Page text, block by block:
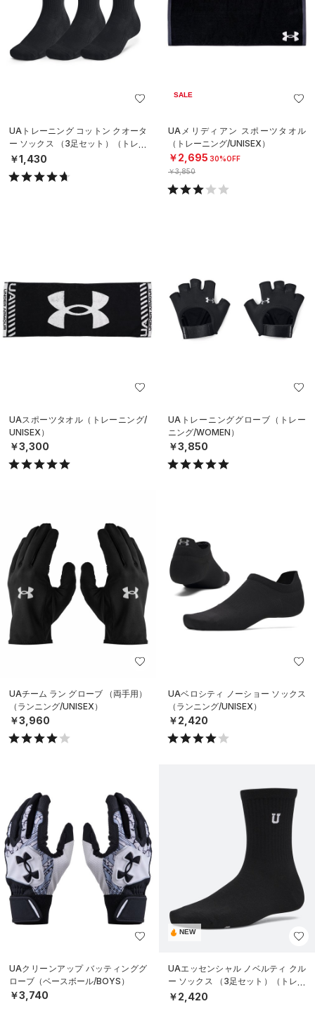
UAトレーニング コットン クオータ
ー ソックス （3足セット）（トレー
ニング/UNISEX）
￥1,430
SALE
UAメリディアン スポーツタオル
（トレーニング/UNISEX）
￥2,695 30%OFF
￥3,850
UAスポーツタオル（トレーニング/
UNISEX）
￥3,300
UAトレーニンググローブ（トレー
ニング/WOMEN）
￥3,850
UAチーム ラン グローブ （両手用）
（ランニング/UNISEX）
￥3,960
UAベロシティ ノーショー ソックス
（ランニング/UNISEX）
￥2,420
UAクリーンアップ バッティンググ
ローブ（ベースボール/BOYS）
￥3,740
NEW
UAエッセンシャル ノベルティ クル
ー ソックス （3足セット）（トレー
ニング/WOMEN）
￥2,420